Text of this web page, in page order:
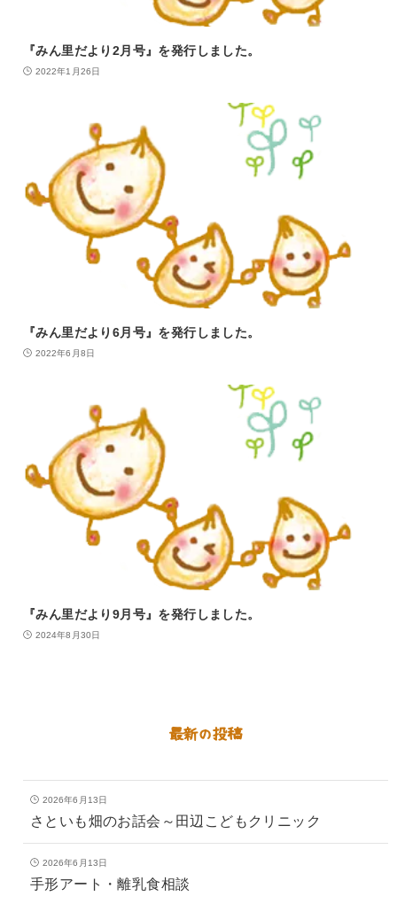
『みん里だより2月号』を発行しました。
2022年1月26日
『みん里だより6月号』を発行しました。
2022年6月8日
『みん里だより9月号』を発行しました。
2024年8月30日
最新の投稿
2026年6月13日
さといも畑のお話会～田辺こどもクリニック
2026年6月13日
手形アート・離乳食相談